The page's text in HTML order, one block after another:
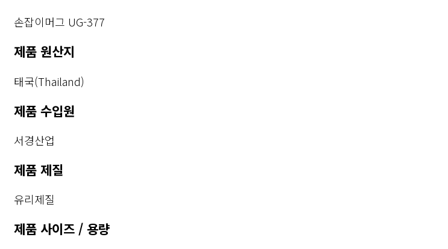
손잡이머그 UG-377
제품 원산지
태국(Thailand)
제품 수입원
서경산업
제품 제질
유리제질
제품 사이즈 / 용량